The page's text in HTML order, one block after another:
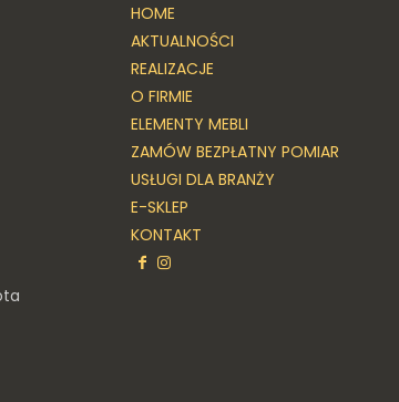
HOME
AKTUALNOŚCI
REALIZACJE
O FIRMIE
ELEMENTY MEBLI
ZAMÓW BEZPŁATNY POMIAR
USŁUGI DLA BRANŻY
E-SKLEP
KONTAKT